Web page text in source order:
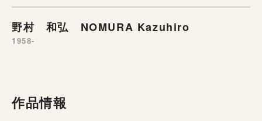
野村 和弘 NOMURA Kazuhiro
1958-
作品情報